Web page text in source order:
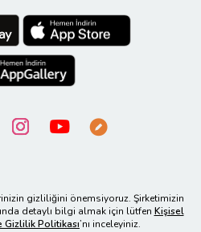
gizliliğini önemsiyoruz. Şirketimizin
detaylı bilgi almak için lütfen Kişisel
Gizlilik Politikası’nı inceleyiniz.